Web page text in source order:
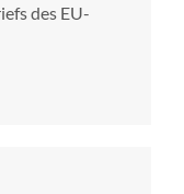
des EU-